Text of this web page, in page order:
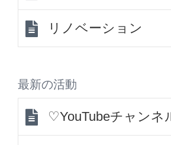
リノベーション
最新の活動
♡YouTubeチャン